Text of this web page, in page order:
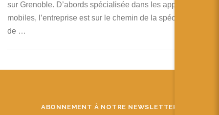
sur Grenoble. D’abords spécialisée dans les applications
mobiles, l’entreprise est sur le chemin de la spécialisation
de …
ABONNEMENT À NOTRE NEWSLETTER